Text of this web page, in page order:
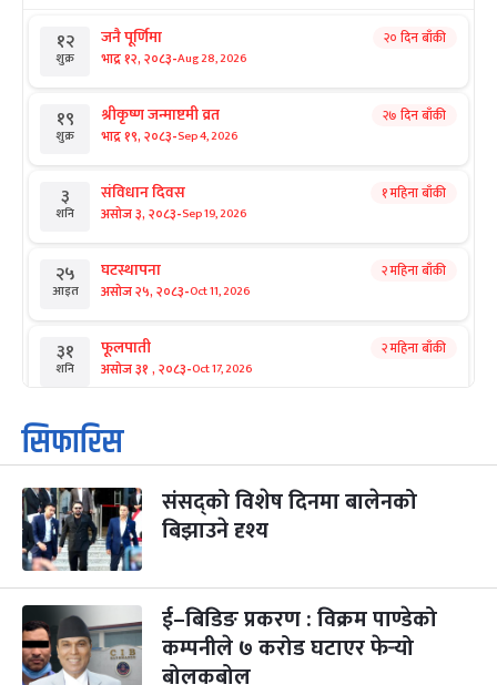
१२
शुक्र
जनै पूर्णिमा
भाद्र १२, २०८३-Aug 28, 2026
२० दिन बाँकी
१९
शुक्र
श्रीकृष्ण जन्माष्टमी व्रत
भाद्र १९, २०८३-Sep 4, 2026
२७ दिन बाँकी
३
शनि
संविधान दिवस
असोज ३, २०८३-Sep 19, 2026
१ महिना बाँकी
२५
आइत
घटस्थापना
असोज २५, २०८३-Oct 11, 2026
२ महिना बाँकी
३१
शनि
फूलपाती
असोज ३१ , २०८३-Oct 17, 2026
२ महिना बाँकी
१
आइत
कार्तिक सङ्क्रान्ति
कार्तिक १, २०८३
३
मंगल
महानवमी
कार्तिक ३, २०८३-Oct 20, 2026
२ महिना बाँकी
४
बुध कार्तिक ४, २०८३ -Oct 21, 2026
५
बिहि
पापा‌ङ्कुशा एकादशी व्रत
कार्तिक ५, २०८३ Oct 22, 2026
२ महिना बाँकी
सिफारिस
संसद्को विशेष दिनमा बालेनको
बिझाउने दृश्य
ई–बिडिङ प्रकरण : विक्रम पाण्डेको
कम्पनीले ७ करोड घटाएर फेर्‍यो
बोलकबोल